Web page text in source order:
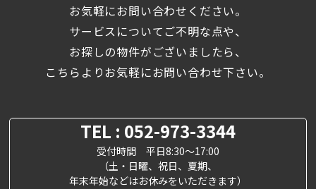
お気軽にお問い合わせください。
サービスについてご不明な点や、
お探しの物件がございましたら、
こちらよりお気軽にお問い合わせ下さい。
TEL : 052-973-3344
受付時間 平日8:30～17:00
（土・日曜、祝日、夏期、
年末年始などはお休みをいただきます）